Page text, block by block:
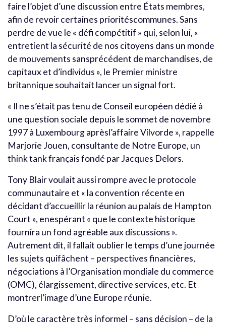
faire l’objet d’une discussion entre États membres,
afin de revoir certaines prioritéscommunes. Sans
perdre de vue le « défi compétitif » qui, selon lui, «
entretient la sécurité de nos citoyens dans un monde
de mouvements sansprécédent de marchandises, de
capitaux et d’individus », le Premier ministre
britannique souhaitait lancer un signal fort.
« Il ne s’était pas tenu de Conseil européen dédié à
une question sociale depuis le sommet de novembre
1997 à Luxembourg aprèsl’affaire Vilvorde », rappelle
Marjorie Jouen, consultante de Notre Europe, un
think tank français fondé par Jacques Delors.
Tony Blair voulait aussi rompre avec le protocole
communautaire et « la convention récente en
décidant d’accueillir la réunion au palais de Hampton
Court », enespérant « que le contexte historique
fournira un fond agréable aux discussions ».
Autrement dit, il fallait oublier le temps d’une journée
les sujets quifâchent – perspectives financières,
négociations à l’Organisation mondiale du commerce
(OMC), élargissement, directive services, etc. Et
montrerl’image d’une Europe réunie.
D’où le caractère très informel – sans décision – de la